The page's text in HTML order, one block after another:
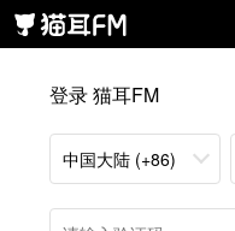
登录 猫耳FM
中国大陆 (+86)